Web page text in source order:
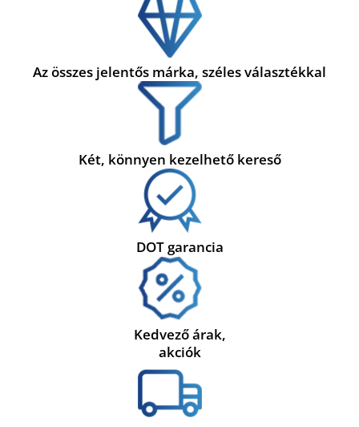
Az összes jelentős márka, széles választékkal
Két, könnyen kezelhető kereső
DOT garancia
Kedvező árak,
akciók